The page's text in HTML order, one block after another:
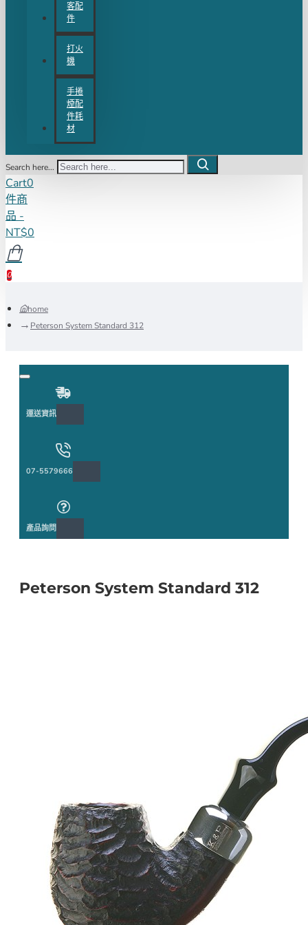
客配
件
打火
機
手捲
煙配
件耗
材
Search here...
Cart0
件商
品 -
NT$0
0
home
Peterson System Standard 312
運送資訊
07-5579666
產品詢問
Peterson System Standard 312